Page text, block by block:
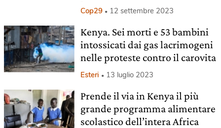
Cop29 12 settembre 2023
Kenya. Sei morti e 53 bambini
intossicati dai gas lacrimogeni
nelle proteste contro il carovita
Esteri 13 luglio 2023
Prende il via in Kenya il più
grande programma alimentare
scolastico dell’intera Africa